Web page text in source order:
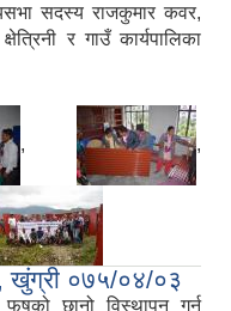
सदस्य राजकुमार कवर,
र गाउँ कार्यपालिका
, ,
खुंग्री ०७५/०४/०३
छानो विस्थापन गर्न